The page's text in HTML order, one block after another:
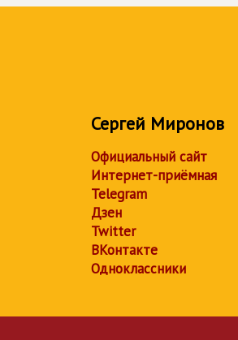
Сергей Миронов
Официальный сайт
Интернет-приёмная
Telegram
Дзен
Twitter
ВКонтакте
Одноклассники